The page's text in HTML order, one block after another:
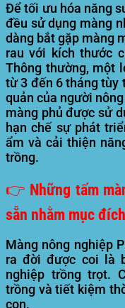
Để tối ưu hóa năng
đều sử dụng màng
dàng bắt gặp màng
rau với kích thước
Thông thường, một
từ 3 đến 6 tháng tùy
quản của người
màng phủ được sử
hạn chế sự phát
ẩm và cải thiện
trồng.
👉 Những tấm
sẵn nhằm mục
Màng nông nghiệp
ra đời được coi là
nghiệp trồng trọt.
trồng và tiết kiệm
con.